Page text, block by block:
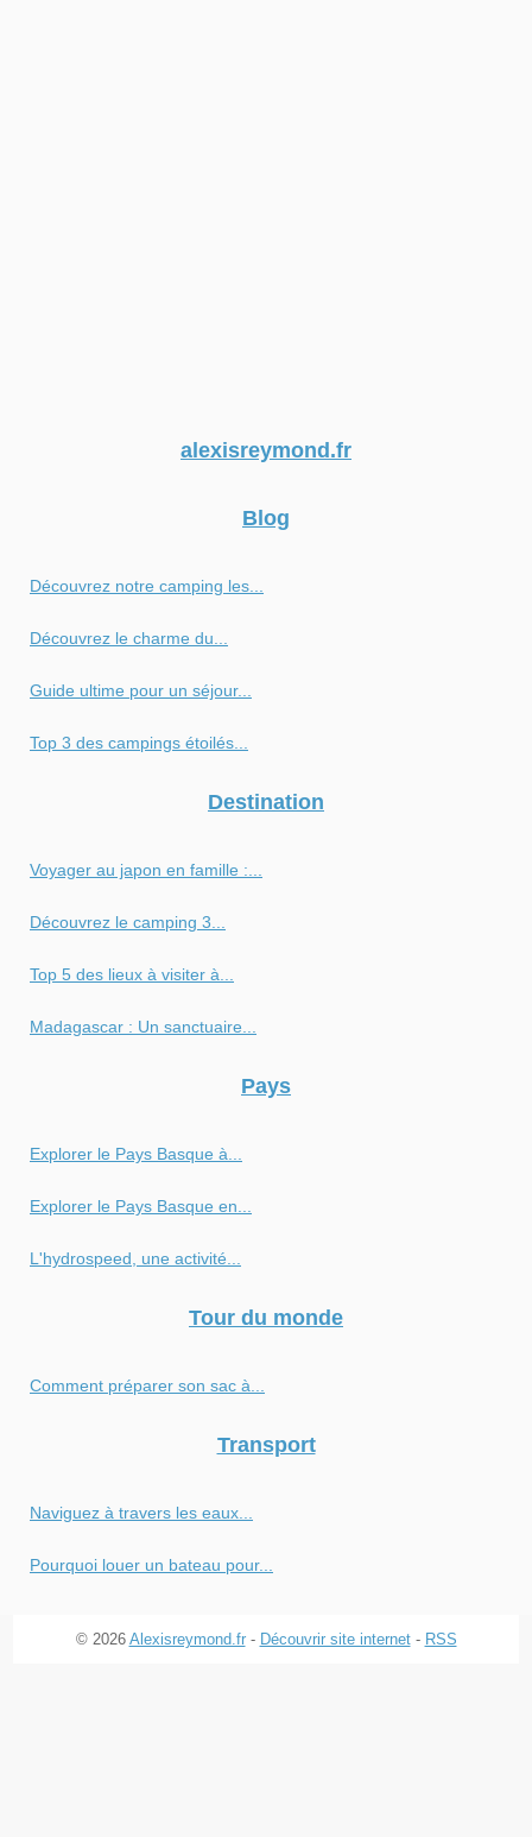
alexisreymond.fr
Blog
Découvrez notre camping les...
Découvrez le charme du...
Guide ultime pour un séjour...
Top 3 des campings étoilés...
Destination
Voyager au japon en famille :...
Découvrez le camping 3...
Top 5 des lieux à visiter à...
Madagascar : Un sanctuaire...
Pays
Explorer le Pays Basque à...
Explorer le Pays Basque en...
L'hydrospeed, une activité...
Tour du monde
Comment préparer son sac à...
Transport
Naviguez à travers les eaux...
Pourquoi louer un bateau pour...
© 2026 Alexisreymond.fr- Découvrir site internet- RSS